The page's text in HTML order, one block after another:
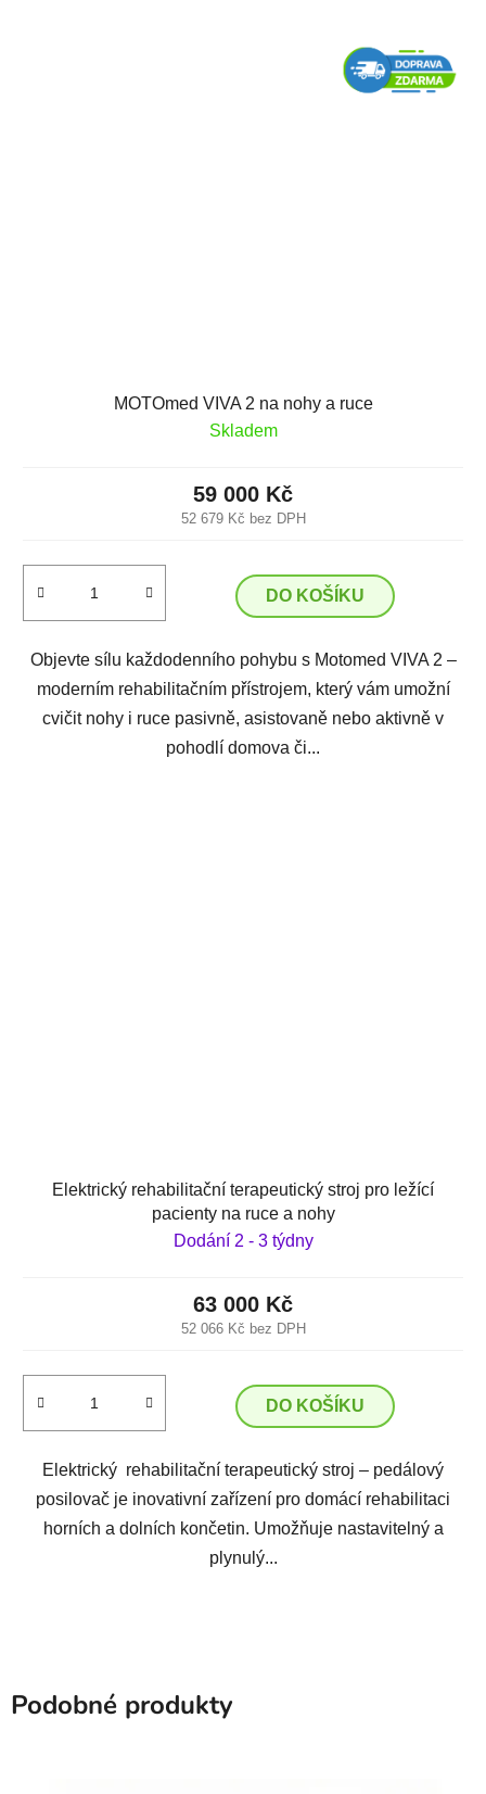
MOTOmed VIVA 2 na nohy a ruce
Skladem
52 679 Kč bez DPH
59 000 Kč
DO KOŠÍKU
Objevte sílu každodenního pohybu s Motomed VIVA 2 –
moderním rehabilitačním přístrojem, který vám umožní
cvičit nohy i ruce pasivně, asistovaně nebo aktivně v
pohodlí domova či...
Elektrický rehabilitační terapeutický stroj pro ležící
pacienty na ruce a nohy
Dodání 2 - 3 týdny
52 066 Kč bez DPH
63 000 Kč
DO KOŠÍKU
Elektrický rehabilitační terapeutický stroj – pedálový
posilovač je inovativní zařízení pro domácí rehabilitaci
horních a dolních končetin. Umožňuje nastavitelný a
plynulý...
Podobné produkty